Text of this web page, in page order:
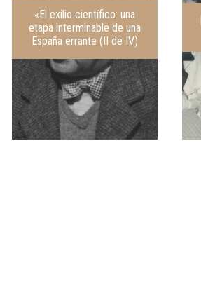
«El exilio científico: una
etapa interminable de una
España errante (II de IV)